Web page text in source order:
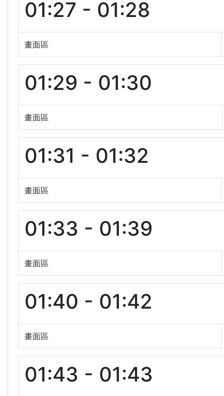
01:27 - 01:28
畫面區
01:29 - 01:30
畫面區
01:31 - 01:32
畫面區
01:33 - 01:39
畫面區
01:40 - 01:42
畫面區
01:43 - 01:43